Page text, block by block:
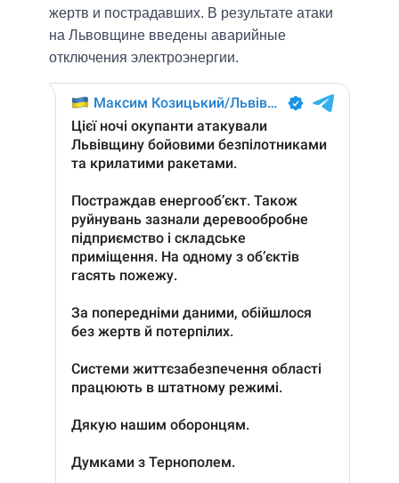
жертв и пострадавших. В результате атаки
на Львовщине введены аварийные
отключения электроэнергии.